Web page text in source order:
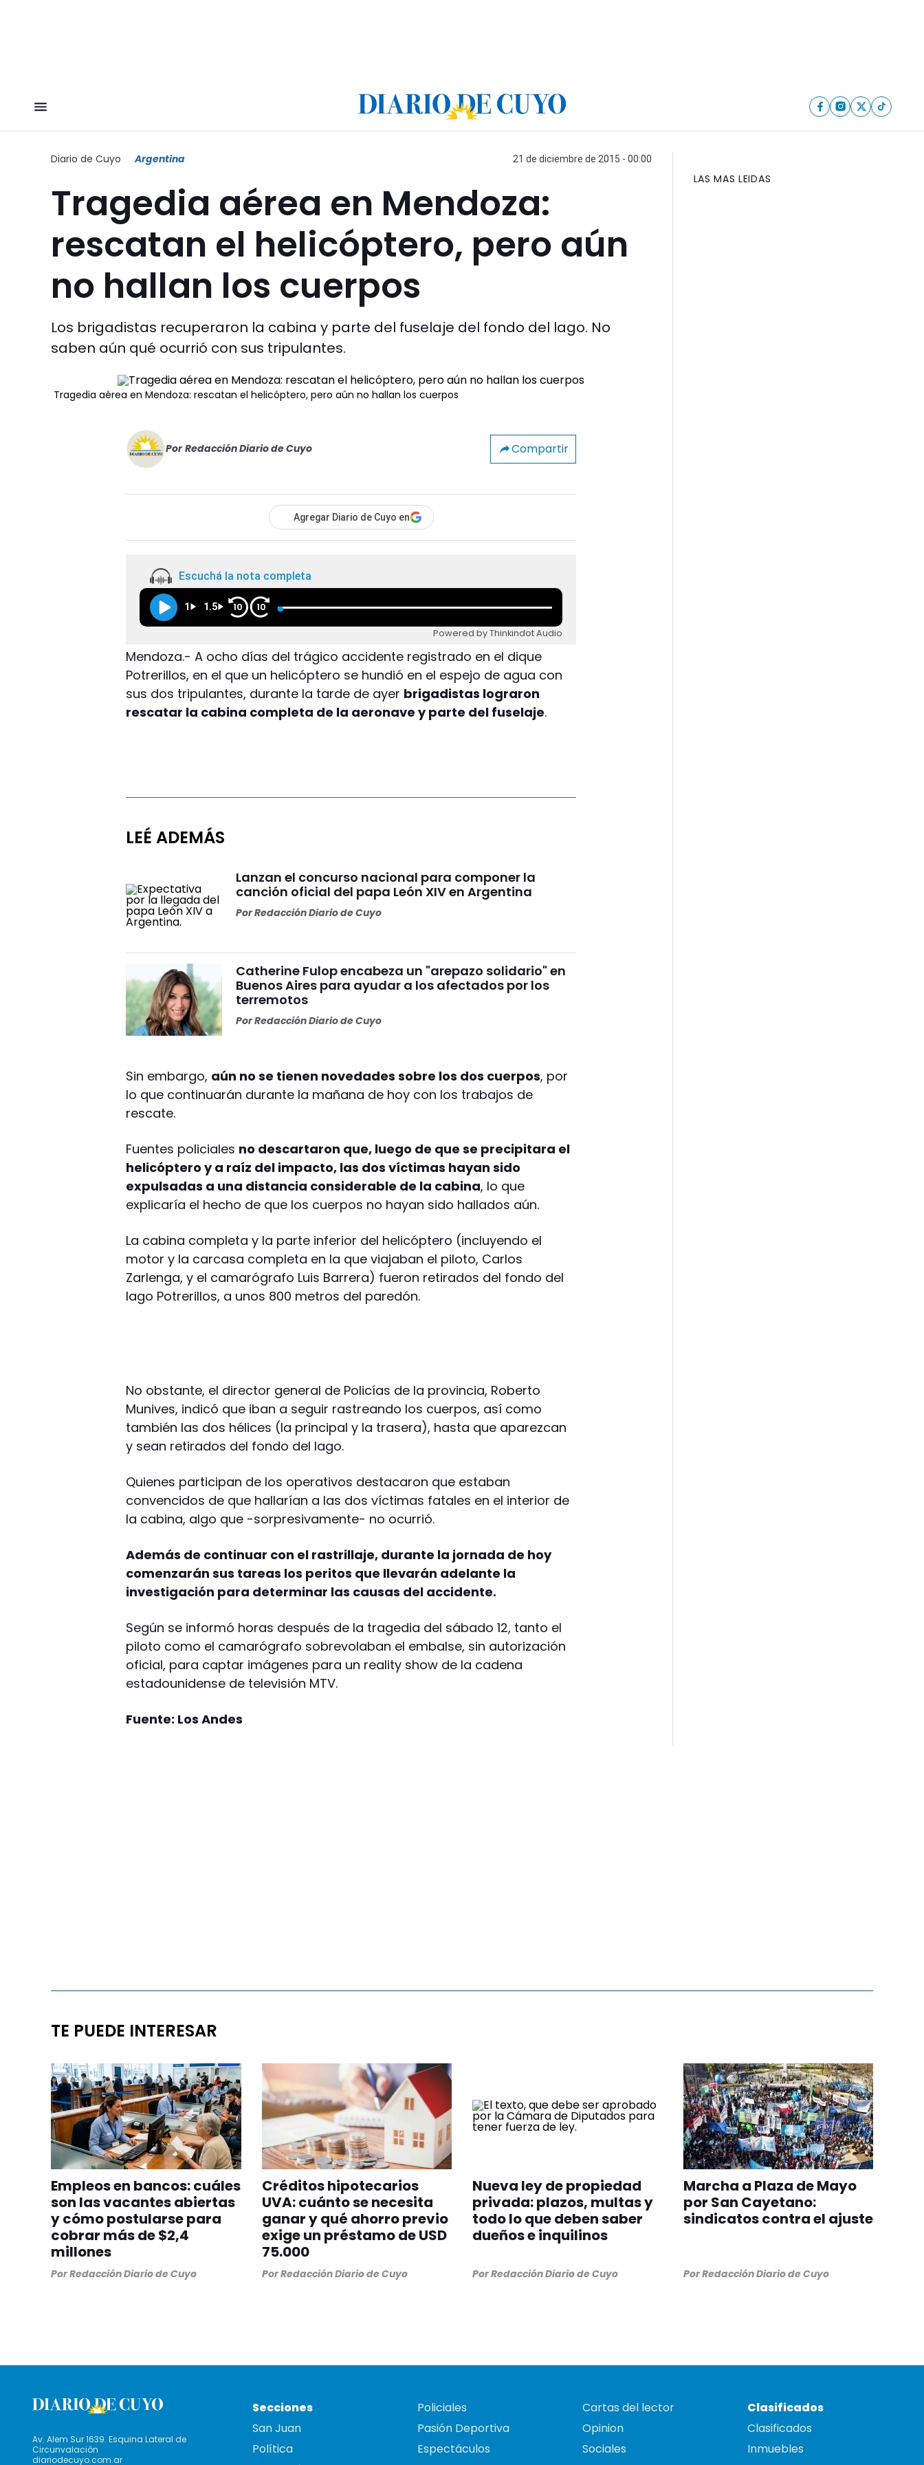
Diario de Cuyo Argentina 21 de diciembre de 2015 - 00:00
Tragedia aérea en Mendoza:
rescatan el helicóptero, pero aún
no hallan los cuerpos
Los brigadistas recuperaron la cabina y parte del fuselaje del fondo del lago. No
saben aún qué ocurrió con sus tripulantes.
Tragedia aérea en Mendoza: rescatan el helicóptero, pero aún no hallan los cuerpos
Por Redacción Diario de Cuyo Compartir
Agregar Diario de Cuyo en
Escuchá la nota completa
1 1.5 10 10
Powered by Thinkindot Audio
Mendoza.- A ocho días del trágico accidente registrado en el dique
Potrerillos, en el que un helicóptero se hundió en el espejo de agua con
sus dos tripulantes, durante la tarde de ayer brigadistas lograron
rescatar la cabina completa de la aeronave y parte del fuselaje.
LEÉ ADEMÁS
Lanzan el concurso nacional para componer la
canción oficial del papa León XIV en Argentina
PorRedacción Diario de Cuyo
Catherine Fulop encabeza un "arepazo solidario" en
Buenos Aires para ayudar a los afectados por los
terremotos
PorRedacción Diario de Cuyo
Sin embargo, aún no se tienen novedades sobre los dos cuerpos, por
lo que continuarán durante la mañana de hoy con los trabajos de
rescate.
Fuentes policiales no descartaron que, luego de que se precipitara el
helicóptero y a raíz del impacto, las dos víctimas hayan sido
expulsadas a una distancia considerable de la cabina, lo que
explicaría el hecho de que los cuerpos no hayan sido hallados aún.
La cabina completa y la parte inferior del helicóptero (incluyendo el
motor y la carcasa completa en la que viajaban el piloto, Carlos
Zarlenga, y el camarógrafo Luis Barrera) fueron retirados del fondo del
lago Potrerillos, a unos 800 metros del paredón.
No obstante, el director general de Policías de la provincia, Roberto
Munives, indicó que iban a seguir rastreando los cuerpos, así como
también las dos hélices (la principal y la trasera), hasta que aparezcan
y sean retirados del fondo del lago.
Quienes participan de los operativos destacaron que estaban
convencidos de que hallarían a las dos víctimas fatales en el interior de
la cabina, algo que -sorpresivamente- no ocurrió.
Además de continuar con el rastrillaje, durante la jornada de hoy
comenzarán sus tareas los peritos que llevarán adelante la
investigación para determinar las causas del accidente.
Según se informó horas después de la tragedia del sábado 12, tanto el
piloto como el camarógrafo sobrevolaban el embalse, sin autorización
oficial, para captar imágenes para un reality show de la cadena
estadounidense de televisión MTV.
Fuente: Los Andes
LAS MAS LEIDAS
TE PUEDE INTERESAR
Empleos en bancos: cuáles
son las vacantes abiertas
y cómo postularse para
cobrar más de $2,4
millones
PorRedacción Diario de Cuyo
Créditos hipotecarios
UVA: cuánto se necesita
ganar y qué ahorro previo
exige un préstamo de USD
75.000
PorRedacción Diario de Cuyo
Nueva ley de propiedad
privada: plazos, multas y
todo lo que deben saber
dueños e inquilinos
PorRedacción Diario de Cuyo
Marcha a Plaza de Mayo
por San Cayetano:
sindicatos contra el ajuste
PorRedacción Diario de Cuyo
Av. Alem Sur 1639. Esquina Lateral de
Circunvalación
diariodecuyo.com.ar
Secciones
San Juan
Política
Policiales
Pasión Deportiva
Espectáculos
Cartas del lector
Opinion
Sociales
Clasificados
Clasificados
Inmuebles